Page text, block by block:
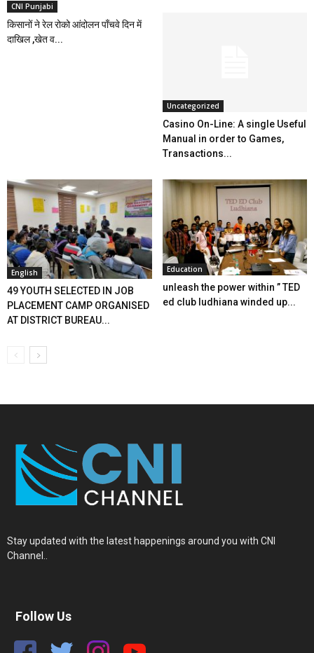
CNI Punjabi
किसानों ने रेल रोको आंदोलन पाँचवे दिन में
दाखिल ,खेत व...
Uncategorized
Casino On-Line: A single Useful
Manual in order to Games,
Transactions...
English
49 YOUTH SELECTED IN JOB
PLACEMENT CAMP ORGANISED
AT DISTRICT BUREAU...
Education
unleash the power within ” TED
ed club ludhiana winded up...
Stay updated with the latest happenings around you with CNI
Channel..
Follow Us